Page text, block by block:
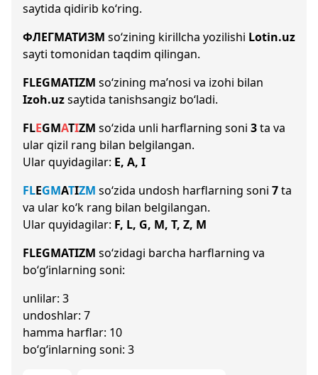
saytida qidirib ko‘ring.
ФЛЕГМАТИЗМ so‘zining kirillcha yozilishi Lotin.uz
sayti tomonidan taqdim qilingan.
FLEGMATIZM so‘zining ma’nosi va izohi bilan
Izoh.uzsaytida tanishsangiz bo‘ladi.
FLEGMATIZM so‘zida unli harflarning soni 3ta va
ular qizil rang bilan belgilangan.
Ular quyidagilar: E, A, I
FLEGMATIZM so‘zida undosh harflarning soni 7ta
va ular ko‘k rang bilan belgilangan.
Ular quyidagilar: F, L, G, M, T, Z, M
FLEGMATIZM so‘zidagi barcha harflarning va
bo‘g‘inlarning soni:
unlilar: 3
undoshlar: 7
hamma harflar: 10
bo‘g‘inlarning soni: 3